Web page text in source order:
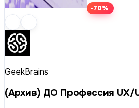
-70%
GeekBrains
(Архив) ДО Профессия UX/